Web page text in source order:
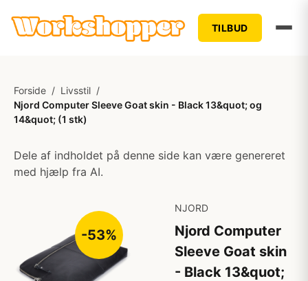
TILBUD
Forside / Livsstil /
Njord Computer Sleeve Goat skin - Black 13&quot; og
14&quot; (1 stk)
Dele af indholdet på denne side kan være genereret
med hjælp fra AI.
-53%
NJORD
Njord Computer
Sleeve Goat skin
- Black 13&quot;